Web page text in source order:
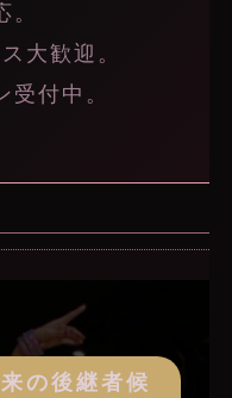
。
大歓迎。
受付中。
の後継者候